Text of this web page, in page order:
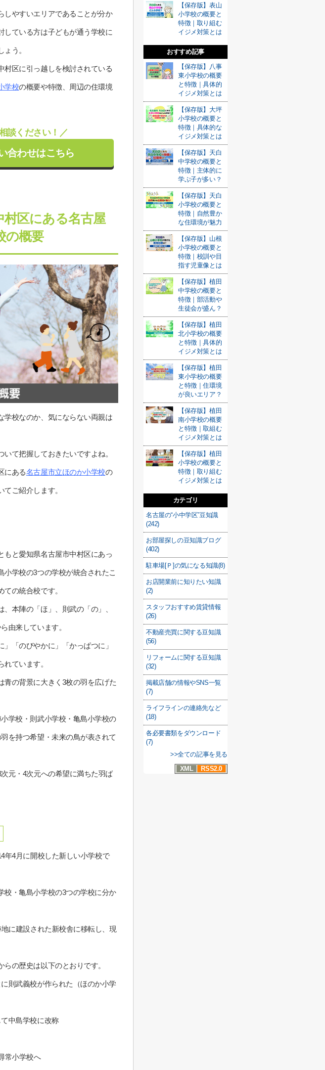
しやすいエリアであることが分か
している方は子どもが通う学校に
う。
村区に引っ越しを検討されている
学校の概要や特徴、周辺の住環境
談ください！／
合わせはこちら
区にある名古屋
の概要
学校なのか、気にならない両親は
て把握しておきたいですよね。
にある名古屋市立ほのか小学校の
ご紹介します。
もと愛知県名古屋市中村区にあっ
小学校の3つの学校が統合されたこ
の統合校です。
、本陣の「ほ」、則武の「の」、
由来しています。
「のびやかに」「かっぱつに」
ています。
青の背景に大きく3枚の羽を広げた
学校・則武小学校・亀島小学校の
を持つ希望・未来の鳥が表されて
元・4次元への希望に満ちた羽ば
年4月に開校した新しい小学校で
校・亀島小学校の3つの学校に分か
に建設された新校舎に移転し、現
らの歴史は以下のとおりです。
則武義校が作られた（ほのか小学
中島学校に改称
常小学校へ
【保存版】表山
小学校の概要と
特徴｜取り組む
イジメ対策とは
おすすめ記事
【保存版】八事
東小学校の概要
と特徴｜具体的
イジメ対策とは
【保存版】大坪
小学校の概要と
特徴｜具体的な
イジメ対策とは
【保存版】天白
中学校の概要と
特徴｜主体的に
学ぶ子が多い？
【保存版】天白
小学校の概要と
特徴｜自然豊か
な住環境が魅力
【保存版】山根
小学校の概要と
特徴｜校訓や目
指す児童像とは
【保存版】植田
中学校の概要と
特徴｜部活動や
生徒会が盛ん？
【保存版】植田
北小学校の概要
と特徴｜具体的
イジメ対策とは
【保存版】植田
東小学校の概要
と特徴｜住環境
が良いエリア？
【保存版】植田
南小学校の概要
と特徴｜取組む
イジメ対策とは
【保存版】植田
小学校の概要と
特徴｜取り組む
イジメ対策とは
カテゴリ
名古屋の“小中学区”豆知識
(242)
お部屋探しの豆知識ブログ
(402)
駐車場[Ｐ]の気になる知識(8)
お店開業前に知りたい知識
(2)
スタッフおすすめ賃貸情報
(26)
不動産売買に関する豆知識
(56)
リフォームに関する豆知識
(32)
掲載店舗の情報やSNS一覧
(7)
ライフラインの連絡先など
(18)
各必要書類をダウンロード
(7)
>>全ての記事を見る
XML
RSS2.0